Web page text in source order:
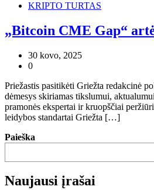
KRIPTO TURTAS
„Bitcoin CME Gap“
30 kovo, 2025
0
Priežastis pasitikėti Griežta redakcinė
dėmesys skiriamas tikslumui,
pramonės ekspertai ir kruopščiai
leidybos standartai Griežta […]
Paieška
Naujausi įrašai